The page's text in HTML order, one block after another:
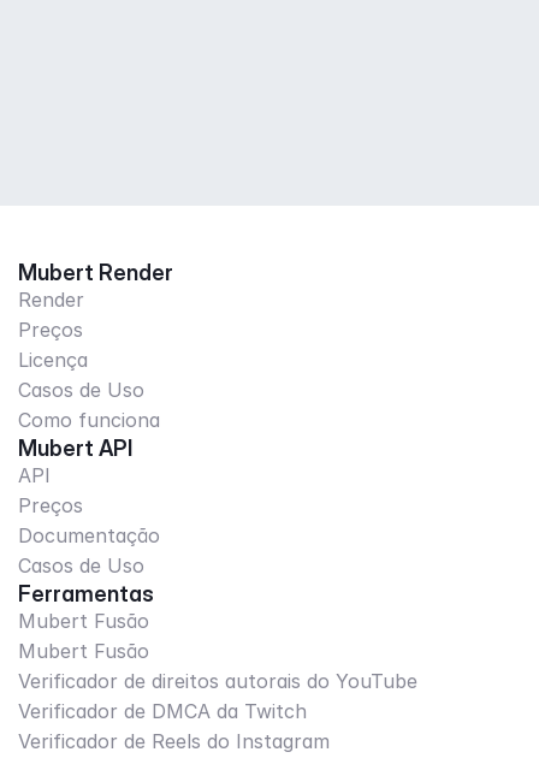
Mubert Render
Render
Preços
Licença
Casos de Uso
Como funciona
Mubert API
API
Preços
Documentação
Casos de Uso
Ferramentas
Mubert Fusão
Mubert Fusão
Verificador de direitos autorais do YouTube
Verificador de DMCA da Twitch
Verificador de Reels do Instagram